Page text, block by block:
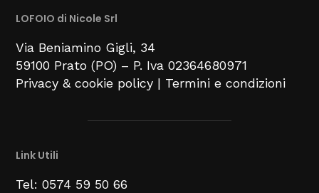
LOFOIO di Nicole Srl
Via Beniamino Gigli, 34
59100 Prato (PO) – P. Iva 02364680971
Privacy & cookie policy | Termini e condizioni
Link Utili
Tel: 0574 59 50 66